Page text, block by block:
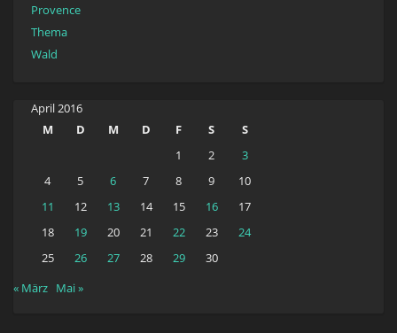
Provence
Thema
Wald
April 2016
M
D M D F S
S
1
2
3
4
5 6 7 8 9
10
11
12 13 14 15 16
17
18
19 20 21 22 23
24
25
26 27 28 29
30
« März Mai »